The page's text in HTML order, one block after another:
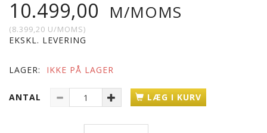
10.499,00 M/MOMS
(8.399,20 U/MOMS)
EKSKL. LEVERING
LAGER: IKKE PÅ LAGER
ANTAL LÆG I KURV